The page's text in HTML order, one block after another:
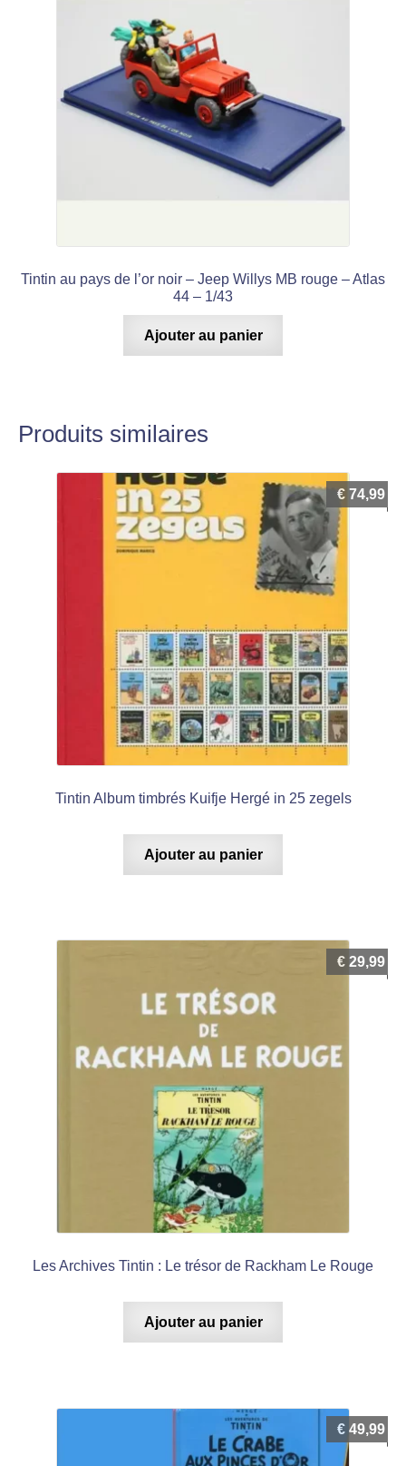
Tintin au pays de l’or noir – Jeep Willys MB rouge – Atlas
44 – 1/43
Ajouter au panier
Produits similaires
Tintin Album timbrés Kuifje Hergé in 25 zegels
€ 74,99
Ajouter au panier
Les Archives Tintin : Le trésor de Rackham Le Rouge
€ 29,99
Ajouter au panier
€ 49,99